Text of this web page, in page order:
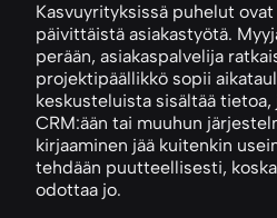
Kasvuyrityksissä puhelut
päivittäistä asiakastyötä.
perään, asiakaspalvelija
projektipäällikkö sopii
keskusteluista sisältää
CRM:ään tai muuhun
kirjaaminen jää kuitenkin
tehdään puutteellisesti,
odottaa jo.